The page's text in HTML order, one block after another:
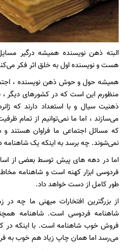
‌البته ذهن نویسنده همیشه درگیر
هست و نویسنده اول به خلق اثر فکر
همیشه حول و حوش ذهن نویسنده ،
منظورم این است که در کشورهای دیگر ،‌
ذهنیت سیال و با استعداد دارند که
می‌سازند ، اما ما نمی‌توانیم از تمام
که مسائل اجتماعی ما فراوان هستند و
نمی‌شوند. چه برسد به اینکه یک شاهنامه
اما در دهه های پیش توسط بعضی از
فردوسی ابزار کهنه است و شاهنامه
طور کامل از دست خواهد داد.
از بزرگترین افتخارات میهنی ما چه
شاهنامه فردوسی است. شاهنامه
فروش خوب شاهنامه است. با اینکه در
می‌رسد اما همان چاپ زیاد هم خوب به